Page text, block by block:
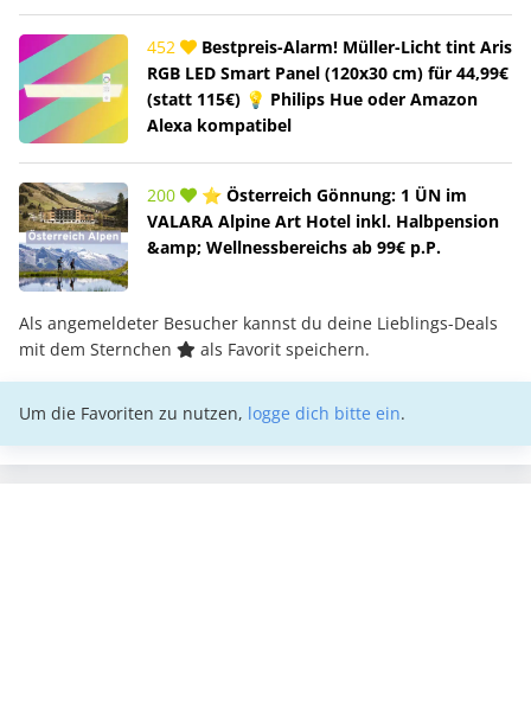
452
Bestpreis-Alarm! Müller-Licht tint Aris
RGB LED Smart Panel (120x30 cm) für 44,99€
(statt 115€) 💡 Philips Hue oder Amazon
Alexa kompatibel
200
⭐ Österreich Gönnung: 1 ÜN im
VALARA Alpine Art Hotel inkl. Halbpension
&amp; Wellnessbereichs ab 99€ p.P.
Als angemeldeter Besucher kannst du deine Lieblings-Deals
mit dem Sternchen
als Favorit speichern.
Um die Favoriten zu nutzen, logge dich bitte ein.